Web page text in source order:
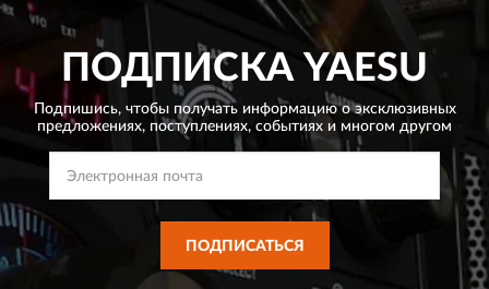
ПОДПИСКА YAESU
Подпишись, чтобы получать информацию о эксклюзивных
предложениях, поступлениях, событиях и многом другом
ПОДПИСАТЬСЯ